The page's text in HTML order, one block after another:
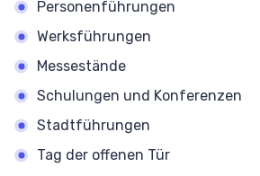
Personenführungen
Werksführungen
Messestände
Schulungen und Konferenzen
Stadtführungen
Tag der offenen Tür